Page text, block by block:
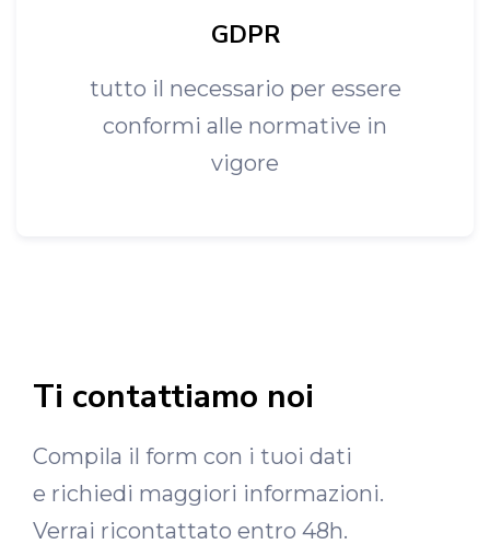
GDPR
tutto il necessario per essere
conformi alle normative in
vigore
Ti contattiamo noi
Compila il form con i tuoi dati
e richiedi maggiori informazioni.
Verrai ricontattato entro 48h.